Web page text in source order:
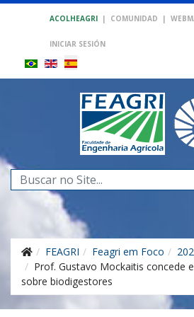
ACOLHEAGRI | COMUNIDAD |
INICIAR SESIÓN
Buscar...
FEAGRI Feagri em Foco
Prof. Gustavo Mockaitis concede
sobre biodigestores